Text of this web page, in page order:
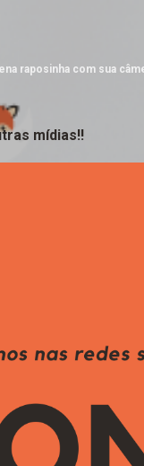
raposinha com sua
mídias!!